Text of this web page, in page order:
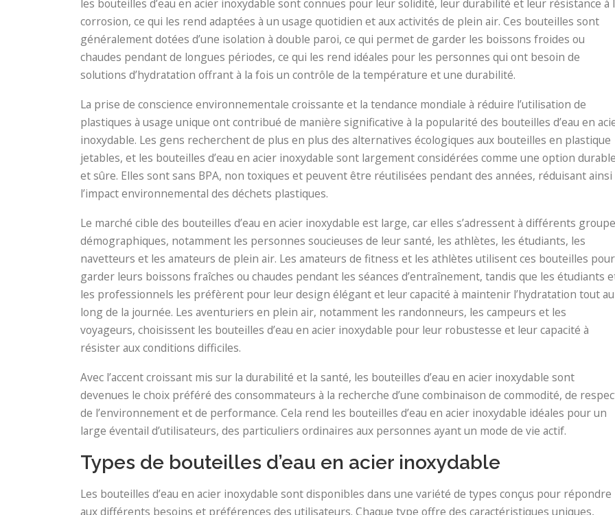
les bouteilles d’eau en acier inoxydable sont connues pour leur solidité, leur durabilité et leur résistance à
corrosion, ce qui les rend adaptées à un usage quotidien et aux activités de plein air. Ces bouteilles sont
généralement dotées d’une isolation à double paroi, ce qui permet de garder les boissons froides ou
chaudes pendant de longues périodes, ce qui les rend idéales pour les personnes qui ont besoin de
solutions d’hydratation offrant à la fois un contrôle de la température et une durabilité.
La prise de conscience environnementale croissante et la tendance mondiale à réduire l’utilisation de
plastiques à usage unique ont contribué de manière significative à la popularité des bouteilles d’eau en
inoxydable. Les gens recherchent de plus en plus des alternatives écologiques aux bouteilles en plastique
jetables, et les bouteilles d’eau en acier inoxydable sont largement considérées comme une option
et sûre. Elles sont sans BPA, non toxiques et peuvent être réutilisées pendant des années, réduisant ainsi
l’impact environnemental des déchets plastiques.
Le marché cible des bouteilles d’eau en acier inoxydable est large, car elles s’adressent à différents
démographiques, notamment les personnes soucieuses de leur santé, les athlètes, les étudiants, les
navetteurs et les amateurs de plein air. Les amateurs de fitness et les athlètes utilisent ces bouteilles pour
garder leurs boissons fraîches ou chaudes pendant les séances d’entraînement, tandis que les étudiants
les professionnels les préfèrent pour leur design élégant et leur capacité à maintenir l’hydratation tout au
long de la journée. Les aventuriers en plein air, notamment les randonneurs, les campeurs et les
voyageurs, choisissent les bouteilles d’eau en acier inoxydable pour leur robustesse et leur capacité à
résister aux conditions difficiles.
Avec l’accent croissant mis sur la durabilité et la santé, les bouteilles d’eau en acier inoxydable sont
devenues le choix préféré des consommateurs à la recherche d’une combinaison de commodité, de
de l’environnement et de performance. Cela rend les bouteilles d’eau en acier inoxydable idéales pour un
large éventail d’utilisateurs, des particuliers ordinaires aux personnes ayant un mode de vie actif.
Types de bouteilles d’eau en acier inoxydable
Les bouteilles d’eau en acier inoxydable sont disponibles dans une variété de types conçus pour répondre
aux différents besoins et préférences des utilisateurs. Chaque type offre des caractéristiques uniques,